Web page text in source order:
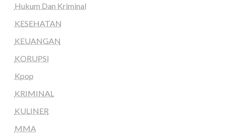
Hukum Dan Kriminal
KESEHATAN
KEUANGAN
KORUPSI
Kpop
KRIMINAL
KULINER
MMA